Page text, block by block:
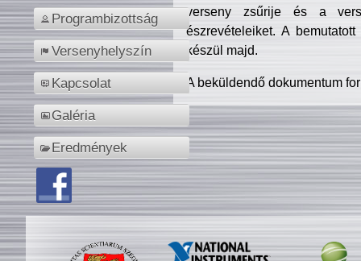
Programbizottság
Versenyhelyszín
Kapcsolat
Galéria
Eredmények
verseny zsűrije és a
észrevételeiket. A
készül majd.
A beküldendő dokumentum